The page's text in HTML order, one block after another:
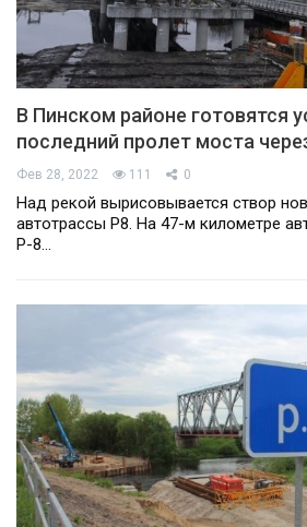
В Пинском районе готовятся
последний пролет моста
Фев 28, 2022 111 0
Над рекой вырисовывается створ
автотрассы Р8. На 47-м километре
Р-8…